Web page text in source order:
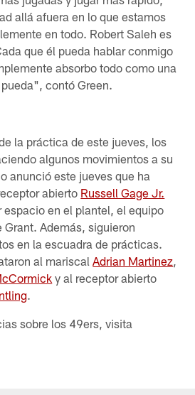
allá afuera en lo que estamos
en todo. Robert Saleh es
que él pueda hablar conmigo
absorbo todo como una
contó Green.
la práctica de este jueves, los
algunos movimientos a su
anunció este jueves que ha
abierto Russell Gage Jr.
espacio en el plantel, el equipo
Además, siguieron
en la escuadra de prácticas.
al mariscalAdrian Martinez
y al receptor abierto
.
sobre los 49ers, visita